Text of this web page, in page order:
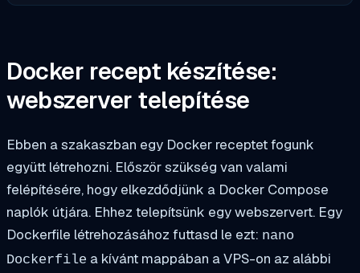
Docker recept készítése:
webszerver telepítése
Ebben a szakaszban egy Docker receptet fogunk
együtt létrehozni. Először szükség van valami
felépítésére, hogy elkezdődjünk a Docker Compose
naplók útjára. Ehhez telepítsünk egy webszervert. Egy
Dockerfile létrehozásához futtasd le ezt: nano
Dockerfile a kívánt mappában a VPS-on az alábbi